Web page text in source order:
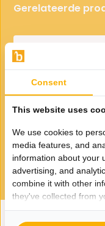
Gerelateerde
Theepot glas 0.8
25,95
Consent
This website uses
We use cookies to
media features, and
information about your
advertising, and
combine it with other
they've collected from